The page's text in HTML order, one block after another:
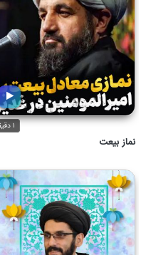
۱ دقیقه
نماز بیعت